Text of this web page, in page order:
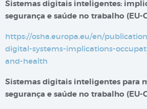
Sistemas digitais inteligentes:
segurança e saúde no trabalho (EU-
https://osha.europa.eu/en/
digital-systems-implications-
and-health
Sistemas digitais inteligentes para
segurança e saúde no trabalho​​ (EU-